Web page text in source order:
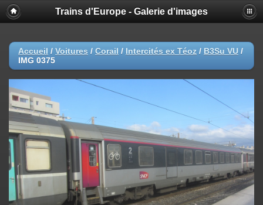
Trains d'Europe - Galerie d'images
Accueil / Voitures / Corail / Intercités ex Téoz / B3Su VU /
IMG 0375